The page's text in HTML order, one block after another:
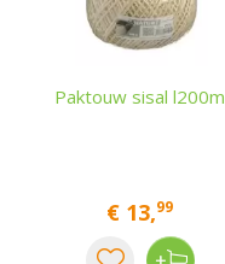
Paktouw sisal l200m
€ 13,99